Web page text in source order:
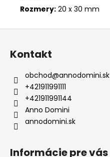
Rozmery: 20 x 30 mm
Z
Kontakt
obchod@annodomini.sk
+421911991111
+421911991144
Anno Domini
annodomini.sk
Informácie pre vás